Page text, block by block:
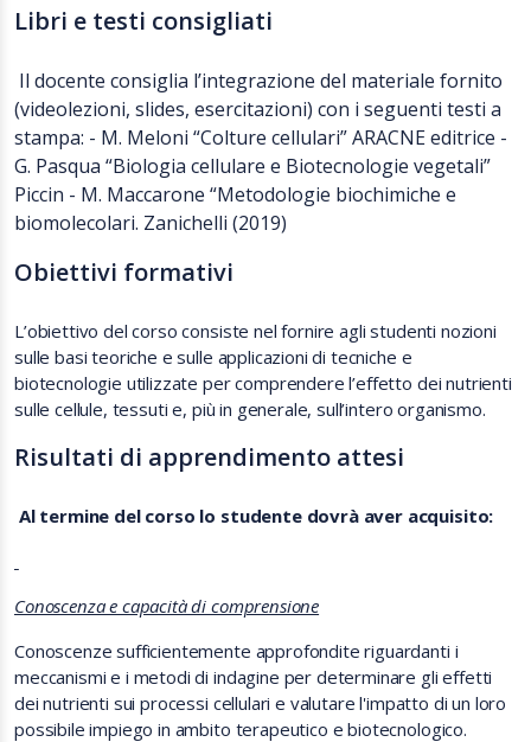
Libri e testi consigliati
Il docente consiglia l’integrazione del materiale fornito
(videolezioni, slides, esercitazioni) con i seguenti testi a
stampa: - M. Meloni “Colture cellulari” ARACNE editrice -
G. Pasqua “Biologia cellulare e Biotecnologie vegetali”
Piccin - M. Maccarone “Metodologie biochimiche e
biomolecolari. Zanichelli (2019)
Obiettivi formativi
L’obiettivo del corso consiste nel fornire agli studenti nozioni
sulle basi teoriche e sulle applicazioni di tecniche e
biotecnologie utilizzate per comprendere l’effetto dei nutrienti
sulle cellule, tessuti e, più in generale, sull’intero organismo.
Risultati di apprendimento attesi
Al termine del corso lo studente dovrà aver acquisito:
Conoscenza e capacità di comprensione
Conoscenze sufficientemente approfondite riguardanti i
meccanismi e i metodi di indagine per determinare gli effetti
dei nutrienti sui processi cellulari e valutare l'impatto di un loro
possibile impiego in ambito terapeutico e biotecnologico.